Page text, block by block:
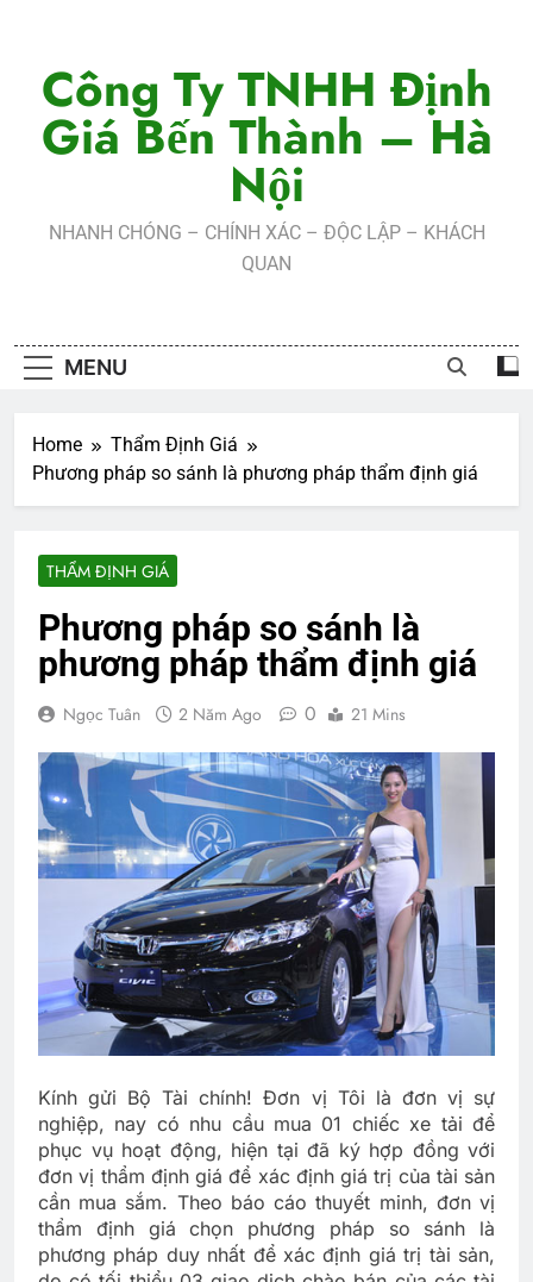
contentCông Ty TNHH Định
Giá Bến Thành – Hà
Nội
NHANH CHÓNG – CHÍNH XÁC – ĐỘC LẬP – KHÁCH
QUAN
MENU
Home
Thẩm Định Giá
Phương pháp so sánh là phương pháp thẩm định giá
THẨM ĐỊNH GIÁ
Phương pháp so sánh là
phương pháp thẩm định giá
Ngọc Tuân 2 Năm Ago 0 21 Mins
Kính gửi Bộ Tài chính! Đơn vị Tôi là đơn vị sự
nghiệp, nay có nhu cầu mua 01 chiếc xe tải để
phục vụ hoạt động, hiện tại đã ký hợp đồng với
đơn vị thẩm định giá để xác định giá trị của tài sản
cần mua sắm. Theo báo cáo thuyết minh, đơn vị
thẩm định giá chọn phương pháp so sánh là
phương pháp duy nhất để xác định giá trị tài sản,